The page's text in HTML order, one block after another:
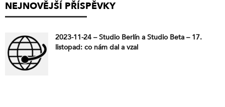
NEJNOVĚJŠÍ PŘÍSPĚVKY
2023-11-24 – Studio Berlín a Studio Beta – 17.
listopad: co nám dal a vzal